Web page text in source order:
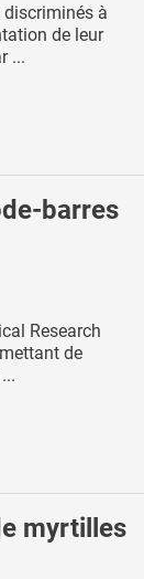
à
de leur
...
barres
Research
de
myrtilles